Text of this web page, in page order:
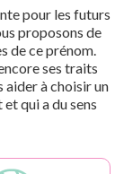
pour les futurs
proposons de
de ce prénom.
ses traits
aider à choisir un
qui a du sens